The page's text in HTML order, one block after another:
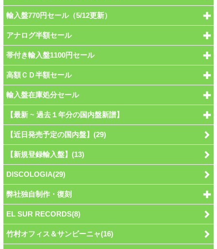
輸入盤770円セール（5/12更新）
アナログ半額セール
帯付き輸入盤1100円セール
高額ＣＤ半額セール
輸入盤在庫処分セール
【最新 ~ 過去１年分の国内盤新譜】
【近日発売予定の国内盤】(29)
【新規登録輸入盤】(13)
DISCOLOGIA(29)
弊社独自制作・復刻
EL SUR RECORDS(8)
竹村オフィス＆サンビーニャ(16)